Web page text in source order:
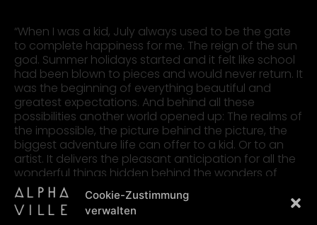
Cookie-Zustimmung
verwalten
“When I was a kid, July always used to be the gate
to complete happiness for me. The reign of the sun
god. Summer holidays started and it felt like school
had been blown to pieces and would never return. It
was the beginning of everything beautiful and
greatest expectations. And behind all these
possibilities another world opened up: The realms of
the impossible, the picture behind the picture, the
biggest adventure life can offer to a kid. Or to an
artist. It delivers the pleasant anticipation for all the
wonderful things hidden behind the wonders of
reality. It is hard to describe. Lets call it inspiration. Or,
as John once said: “Strawberry fields forever.”
Love and peace and a beautiful summer to all of